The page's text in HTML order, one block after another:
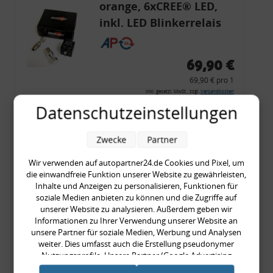
orange, 6xCREE® LED,
inkl. LED Blinkerrelais
CF 14
69,90 €
69,90 € pro 1
inkl. gesetzl. MwSt., zzgl. Versandkosten
Merkzettel
Zum Artikel
Rückleuchtenband mit
Blinker, rot, US-Ecken,
Audi 80 Cabrio, Typ 89,
OE-Nr.: 8G0945225 +
8G0945225C
999,99 €
Datenschutzeinstellungen
Wir verwenden auf autopartner24.de Cookies und Pixel, um
die einwandfreie Funktion unserer Website zu gewährleisten,
Inhalte und Anzeigen zu personalisieren, Funktionen für
soziale Medien anbieten zu können und die Zugriffe auf
unserer Website zu analysieren. Außerdem geben wir
Informationen zu Ihrer Verwendung unserer Website an
unsere Partner für soziale Medien, Werbung und Analysen
weiter. Dies umfasst auch die Erstellung pseudonymer
Nutzungsprofile. Unsere Partner (Google Advertising
Products) führen diese Informationen möglicherweise mit
Zwecke Partner